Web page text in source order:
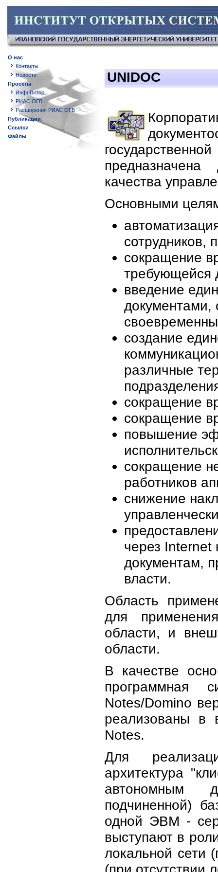
О нас
Контакты
Новости
Проекты
ИнфоВизор
РИАС ОГВ
Расширения РИАС ОГВ
Публикации
Ссылки
Файлы
UNIDOC
качества
Основными
сотрудников,
сокращение
требующейся
введение
создание
различные
сокращение
сокращение
повышение
сокращение
работников
снижение
через
документам,
власти.
Область
для
области, и
области.
В качестве
программная
Notes/Domino
реализованы в
Notes.
Для
архитектура
автономным
подчиненной)
одной ЭВМ -
выступают в
локальной сети